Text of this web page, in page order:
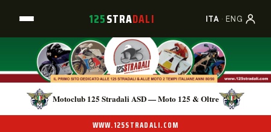
125STRADALI ITA · ENG
Motoclub 125 Stradali ASD — Moto 125 & Oltre
WWW.125STRADALI.COM